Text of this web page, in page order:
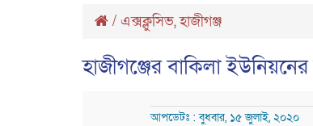
/ এক্সক্লুসিভ,হাজীগঞ্জ
হাজীগঞ্জের বাকিলা
আপডেটঃ : বুধবার, ১৫ জুলাই, ২০২০